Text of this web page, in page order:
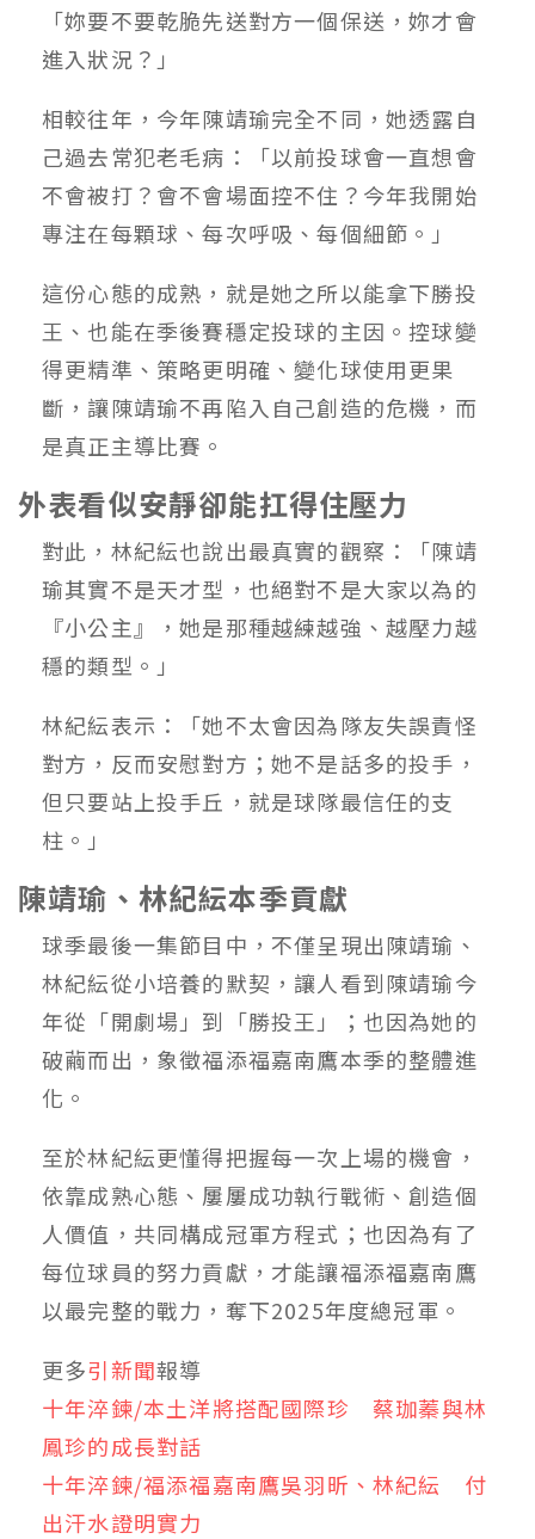
「妳要不要乾脆先送對方一個保送，妳才會
進入狀況？」
相較往年，今年陳靖瑜完全不同，她透露自
己過去常犯老毛病：「以前投球會一直想會
不會被打？會不會場面控不住？今年我開始
專注在每顆球、每次呼吸、每個細節。」
這份心態的成熟，就是她之所以能拿下勝投
王、也能在季後賽穩定投球的主因。控球變
得更精準、策略更明確、變化球使用更果
斷，讓陳靖瑜不再陷入自己創造的危機，而
是真正主導比賽。
外表看似安靜卻能扛得住壓力
對此，林紀紜也說出最真實的觀察：「陳靖
瑜其實不是天才型，也絕對不是大家以為的
『小公主』，她是那種越練越強、越壓力越
穩的類型。」
林紀紜表示：「她不太會因為隊友失誤責怪
對方，反而安慰對方；她不是話多的投手，
但只要站上投手丘，就是球隊最信任的支
柱。」
陳靖瑜、林紀紜本季貢獻
球季最後一集節目中，不僅呈現出陳靖瑜、
林紀紜從小培養的默契，讓人看到陳靖瑜今
年從「開劇場」到「勝投王」；也因為她的
破繭而出，象徵福添福嘉南鷹本季的整體進
化。
至於林紀紜更懂得把握每一次上場的機會，
依靠成熟心態、屢屢成功執行戰術、創造個
人價值，共同構成冠軍方程式；也因為有了
每位球員的努力貢獻，才能讓福添福嘉南鷹
以最完整的戰力，奪下2025年度總冠軍。
更多引新聞報導
十年淬鍊/本土洋將搭配國際珍 蔡珈蓁與林
鳳珍的成長對話
十年淬鍊/福添福嘉南鷹吳羽昕、林紀紜 付
出汗水證明實力